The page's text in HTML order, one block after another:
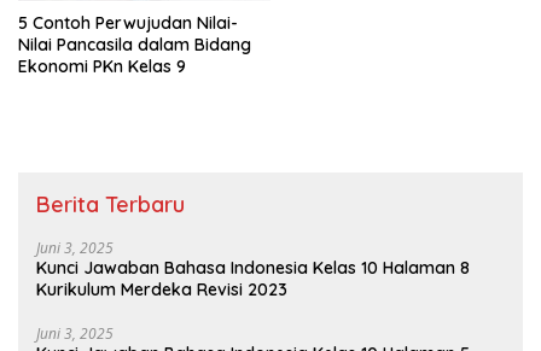
5 Contoh Perwujudan Nilai-
Nilai Pancasila dalam Bidang
Ekonomi PKn Kelas 9
Berita Terbaru
Juni 3, 2025
Kunci Jawaban Bahasa Indonesia Kelas 10 Halaman 8
Kurikulum Merdeka Revisi 2023
Juni 3, 2025